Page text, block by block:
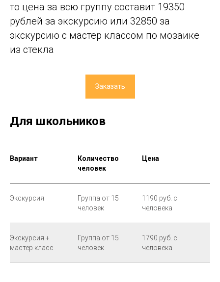
то цена за всю группу составит 19350
рублей за экскурсию или 32850 за
экскурсию с мастер классом по мозаике
из стекла
Заказать
Для школьников
Вариант
Количество
человек
Цена
Экскурсия
Группа от 15
человек
1190 руб. с
человека
Экскурсия +
мастер класс
Группа от 15
человек
1790 руб. с
человека